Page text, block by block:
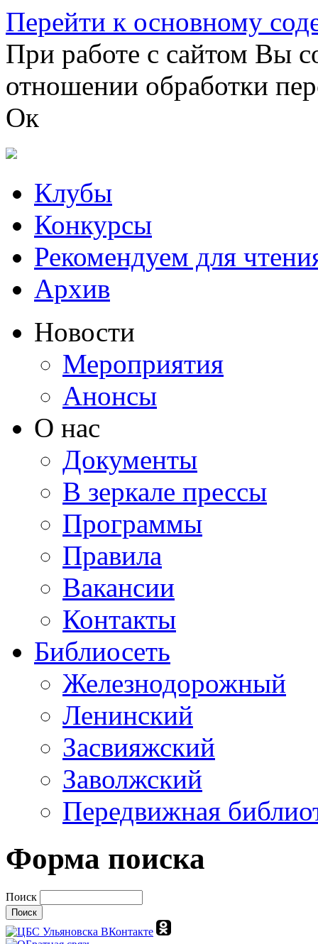
Перейти к основному
При работе с сайтом Вы
отношении обработки
Ок
Клубы
Конкурсы
Рекомендуем для
Архив
Новости
Мероприятия
Анонсы
О нас
Документы
В зеркале прессы
Программы
Правила
Вакансии
Контакты
Библиосеть
Железнодорожный
Ленинский
Засвияжский
Заволжский
Передвижная
Форма поиска
Поиск